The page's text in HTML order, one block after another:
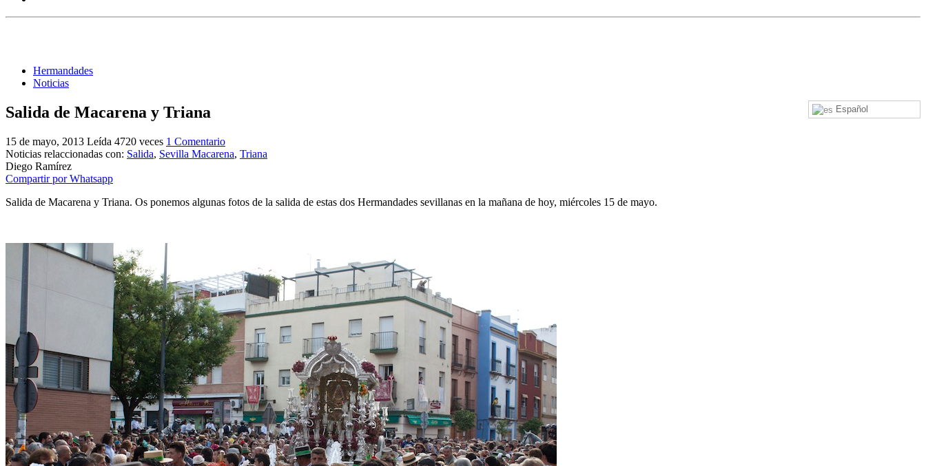
Hermandades
Noticias
Español
Salida de Macarena y Triana
15 de mayo, 2013 Leída 4720 veces 1 Comentario
Noticias relaccionadas con: Salida, Sevilla Macarena, Triana
Diego Ramírez
Compartir por Whatsapp
Salida de Macarena y Triana. Os ponemos algunas fotos de la salida de estas dos Hermandades sevillanas en la mañana de hoy, miércoles 15 de mayo.